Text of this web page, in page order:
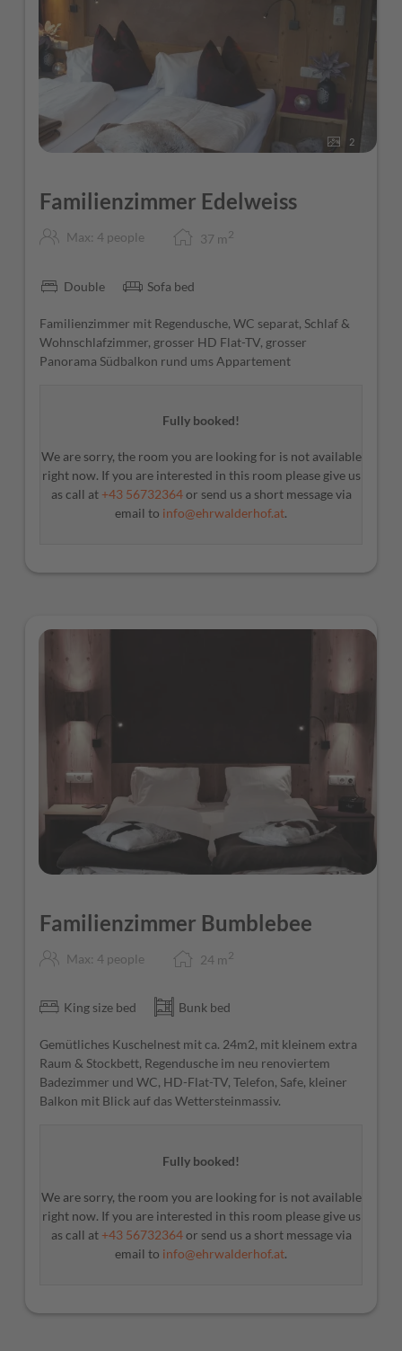
2
Familienzimmer Edelweiss
Max: 4 people 37 m 2
Double Sofa bed
Familienzimmer mit Regendusche, WC separat, Schlaf &
Wohnschlafzimmer, grosser HD Flat-TV, grosser
Panorama Südbalkon rund ums Appartement
Fully booked!
We are sorry, the room you are looking for is not available
right now. If you are interested in this room please give us
as call at +43 56732364or send us a short message via
email to info@ehrwalderhof.at.
Familienzimmer Bumblebee
Max: 4 people 24 m 2
King size bed Bunk bed
Gemütliches Kuschelnest mit ca. 24m2, mit kleinem extra
Raum & Stockbett, Regendusche im neu renoviertem
Badezimmer und WC, HD-Flat-TV, Telefon, Safe, kleiner
Balkon mit Blick auf das Wettersteinmassiv.
Fully booked!
We are sorry, the room you are looking for is not available
right now. If you are interested in this room please give us
as call at +43 56732364or send us a short message via
email to info@ehrwalderhof.at.